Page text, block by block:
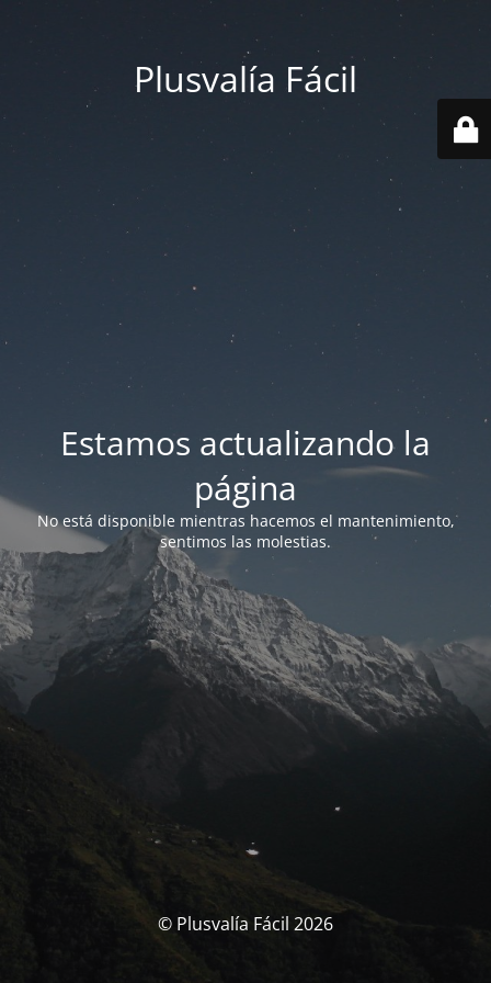
Plusvalía Fácil
Estamos actualizando la
página
No está disponible mientras hacemos el mantenimiento,
sentimos las molestias.
© Plusvalía Fácil 2026